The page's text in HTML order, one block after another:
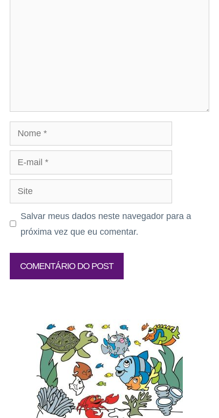
Nome
mail
Site
Salvar meus dados neste navegador para a
próxima vez que eu comentar.